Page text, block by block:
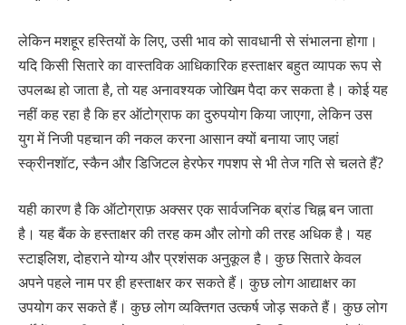
लेकिन मशहूर हस्तियों के लिए, उसी भाव को सावधानी से संभालना होगा।
यदि किसी सितारे का वास्तविक आधिकारिक हस्ताक्षर बहुत व्यापक रूप से
उपलब्ध हो जाता है, तो यह अनावश्यक जोखिम पैदा कर सकता है। कोई यह
नहीं कह रहा है कि हर ऑटोग्राफ का दुरुपयोग किया जाएगा, लेकिन उस
युग में निजी पहचान की नकल करना आसान क्यों बनाया जाए जहां
स्क्रीनशॉट, स्कैन और डिजिटल हेरफेर गपशप से भी तेज गति से चलते हैं?
यही कारण है कि ऑटोग्राफ़ अक्सर एक सार्वजनिक ब्रांड चिह्न बन जाता
है। यह बैंक के हस्ताक्षर की तरह कम और लोगो की तरह अधिक है। यह
स्टाइलिश, दोहराने योग्य और प्रशंसक अनुकूल है। कुछ सितारे केवल
अपने पहले नाम पर ही हस्ताक्षर कर सकते हैं। कुछ लोग आद्याक्षर का
उपयोग कर सकते हैं। कुछ लोग व्यक्तिगत उत्कर्ष जोड़ सकते हैं। कुछ लोग